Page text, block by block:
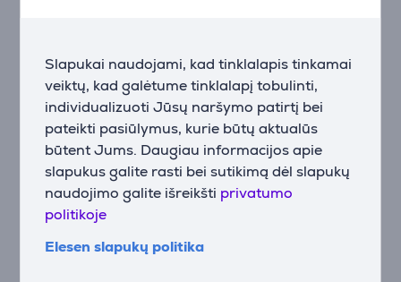
Slapukai naudojami, kad tinklalapis tinkamai
veiktų, kad galėtume tinklalapį tobulinti,
individualizuoti Jūsų naršymo patirtį bei
pateikti pasiūlymus, kurie būtų aktualūs
būtent Jums. Daugiau informacijos apie
slapukus galite rasti bei sutikimą dėl slapukų
naudojimo galite išreikšti privatumo
politikoje
Elesen slapukų politika
Priedai